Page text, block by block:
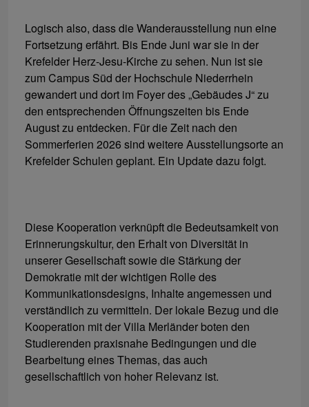
Logisch also, dass die Wanderausstellung nun eine
Fortsetzung erfährt. Bis Ende Juni war sie in der
Krefelder Herz-Jesu-Kirche zu sehen. Nun ist sie
zum Campus Süd der Hochschule Niederrhein
gewandert und dort im Foyer des „Gebäudes J“ zu
den entsprechenden Öffnungszeiten bis Ende
August zu entdecken. Für die Zeit nach den
Sommerferien 2026 sind weitere Ausstellungsorte an
Krefelder Schulen geplant. Ein Update dazu folgt.
Diese Kooperation verknüpft die Bedeutsamkeit von
Erinnerungskultur, den Erhalt von Diversität in
unserer Gesellschaft sowie die Stärkung der
Demokratie mit der wichtigen Rolle des
Kommunikationsdesigns, Inhalte angemessen und
verständlich zu vermitteln. Der lokale Bezug und die
Kooperation mit der Villa Merländer boten den
Studierenden praxisnahe Bedingungen und die
Bearbeitung eines Themas, das auch
gesellschaftlich von hoher Relevanz ist.